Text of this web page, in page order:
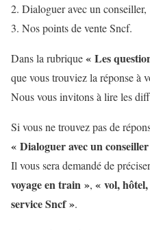
Dialoguer avec un conseiller,
Nos points de vente Sncf.
Dans la rubrique« Les
que vous trouviez la réponse à
Nous vous invitons à lire les
Si vous ne trouvez pas de
« Dialoguer avec un
Il vous sera demandé de
voyage en train », « vol,
service Sncf ».